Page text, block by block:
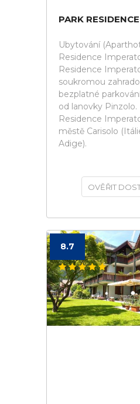
PARK
Ubytování
Residence
Residence
soukromou
bezplatné
od lanovky
Residence
městě Carisolo
Adige).
OVĚŘIT
8.7